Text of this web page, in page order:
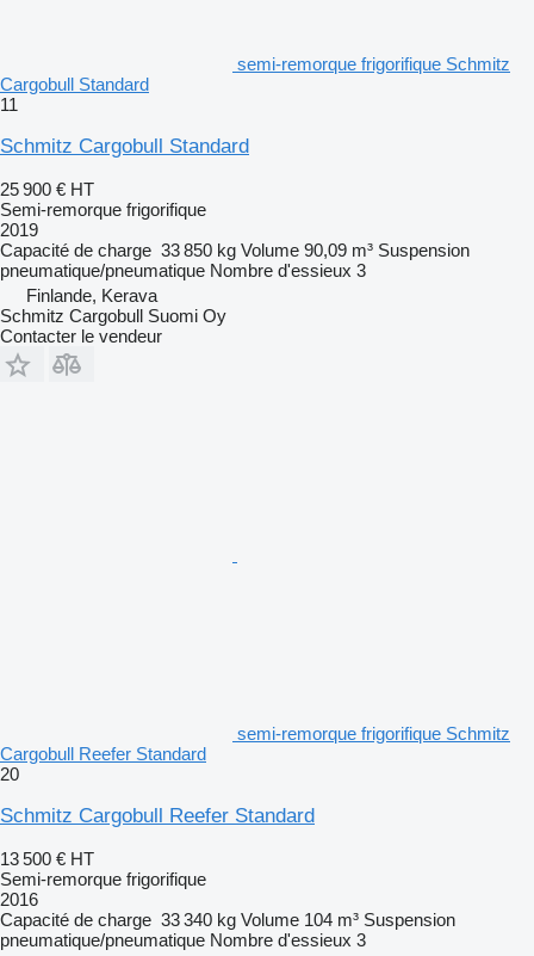
semi-remorque frigorifique Schmitz
Cargobull Standard
11
Schmitz Cargobull Standard
25 900 € HT
Semi-remorque frigorifique
2019
Capacité de charge 33 850 kg Volume 90,09 m³ Suspension
pneumatique/pneumatique Nombre d'essieux 3
Finlande, Kerava
Schmitz Cargobull Suomi Oy
Contacter le vendeur
semi-remorque frigorifique Schmitz
Cargobull Reefer Standard
20
Schmitz Cargobull Reefer Standard
13 500 € HT
Semi-remorque frigorifique
2016
Capacité de charge 33 340 kg Volume 104 m³ Suspension
pneumatique/pneumatique Nombre d'essieux 3